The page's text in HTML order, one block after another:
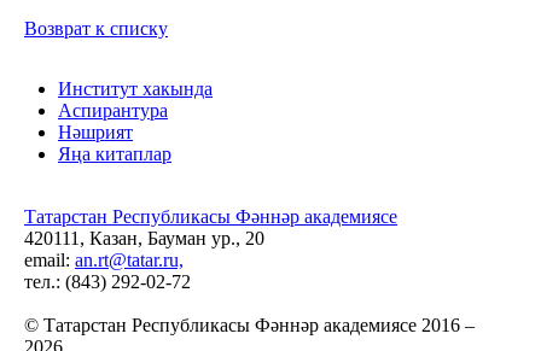
Возврат к списку
Институт хакында
Аспирантура
Нәшрият
Яңа китаплар
Татарстан Республикасы Фәннәр академиясе
420111, Казан, Бауман ур., 20
email: an.rt@tatar.ru,
тел.: (843) 292-02-72
© Татарстан Республикасы Фәннәр академиясе 2016 –
2026